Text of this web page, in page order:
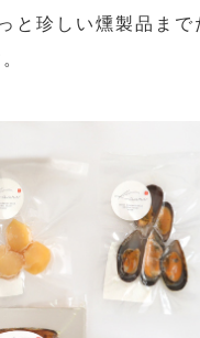
と珍しい燻製品まで